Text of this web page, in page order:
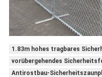
1.83m hohes tragbares
vorübergehendes
Antirostbau-